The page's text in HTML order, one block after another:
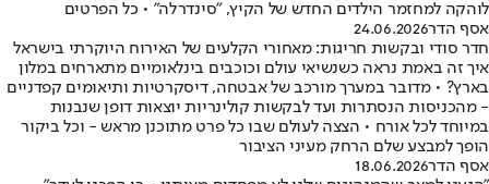
לוהקה למחזמר הילדים החדש של הקיץ, "סינדרלה" • כל הפרטים
אסף הדר24.06.2026
חדר סודי ובקשות חריגות: מאחורי הקלעים של האירוח היוקרתי בישראל
איך זה באמת נראה כשנשיאי עולם וכוכבים בינלאומיים מתארחים במלון
בארץ? • מדובר במערך מורכב של אבטחה, דיסקרטיות ותיאומים קפדניים
- מהכניסות הנסתרות ועד לבקשות קולינריות יוצאות דופן שנבנות
במיוחד לכל אורח • הצצה לעולם שבו כל פרט מתוכנן מראש - וכל ביקור
הופך למבצע שלם הרחק מעיני הציבור
אסף הדר18.06.2026